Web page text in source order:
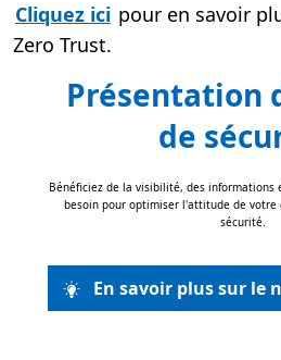
Cliquez ici pour en savoir
Zero Trust.
Présentation
de
Bénéficiez de la visibilité, des informations
besoin pour optimiser l'attitude de
sécurité.
En savoir plus sur le